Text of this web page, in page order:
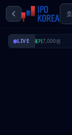
LIVE
리셔스상장대기7,000원